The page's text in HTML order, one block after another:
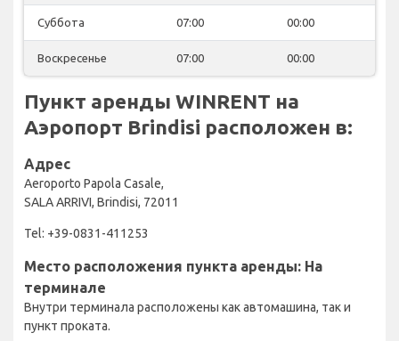
Суббота 07:00 00:00
Воскресенье 07:00 00:00
Пункт аренды WINRENT на
Аэропорт Brindisi расположен в:
Адрес
Aeroporto Papola Casale,
SALA ARRIVI, Brindisi, 72011
Tel: +39-0831-411253
Место расположения пункта аренды: На
терминале
Внутри терминала расположены как автомашина, так и
пункт проката.